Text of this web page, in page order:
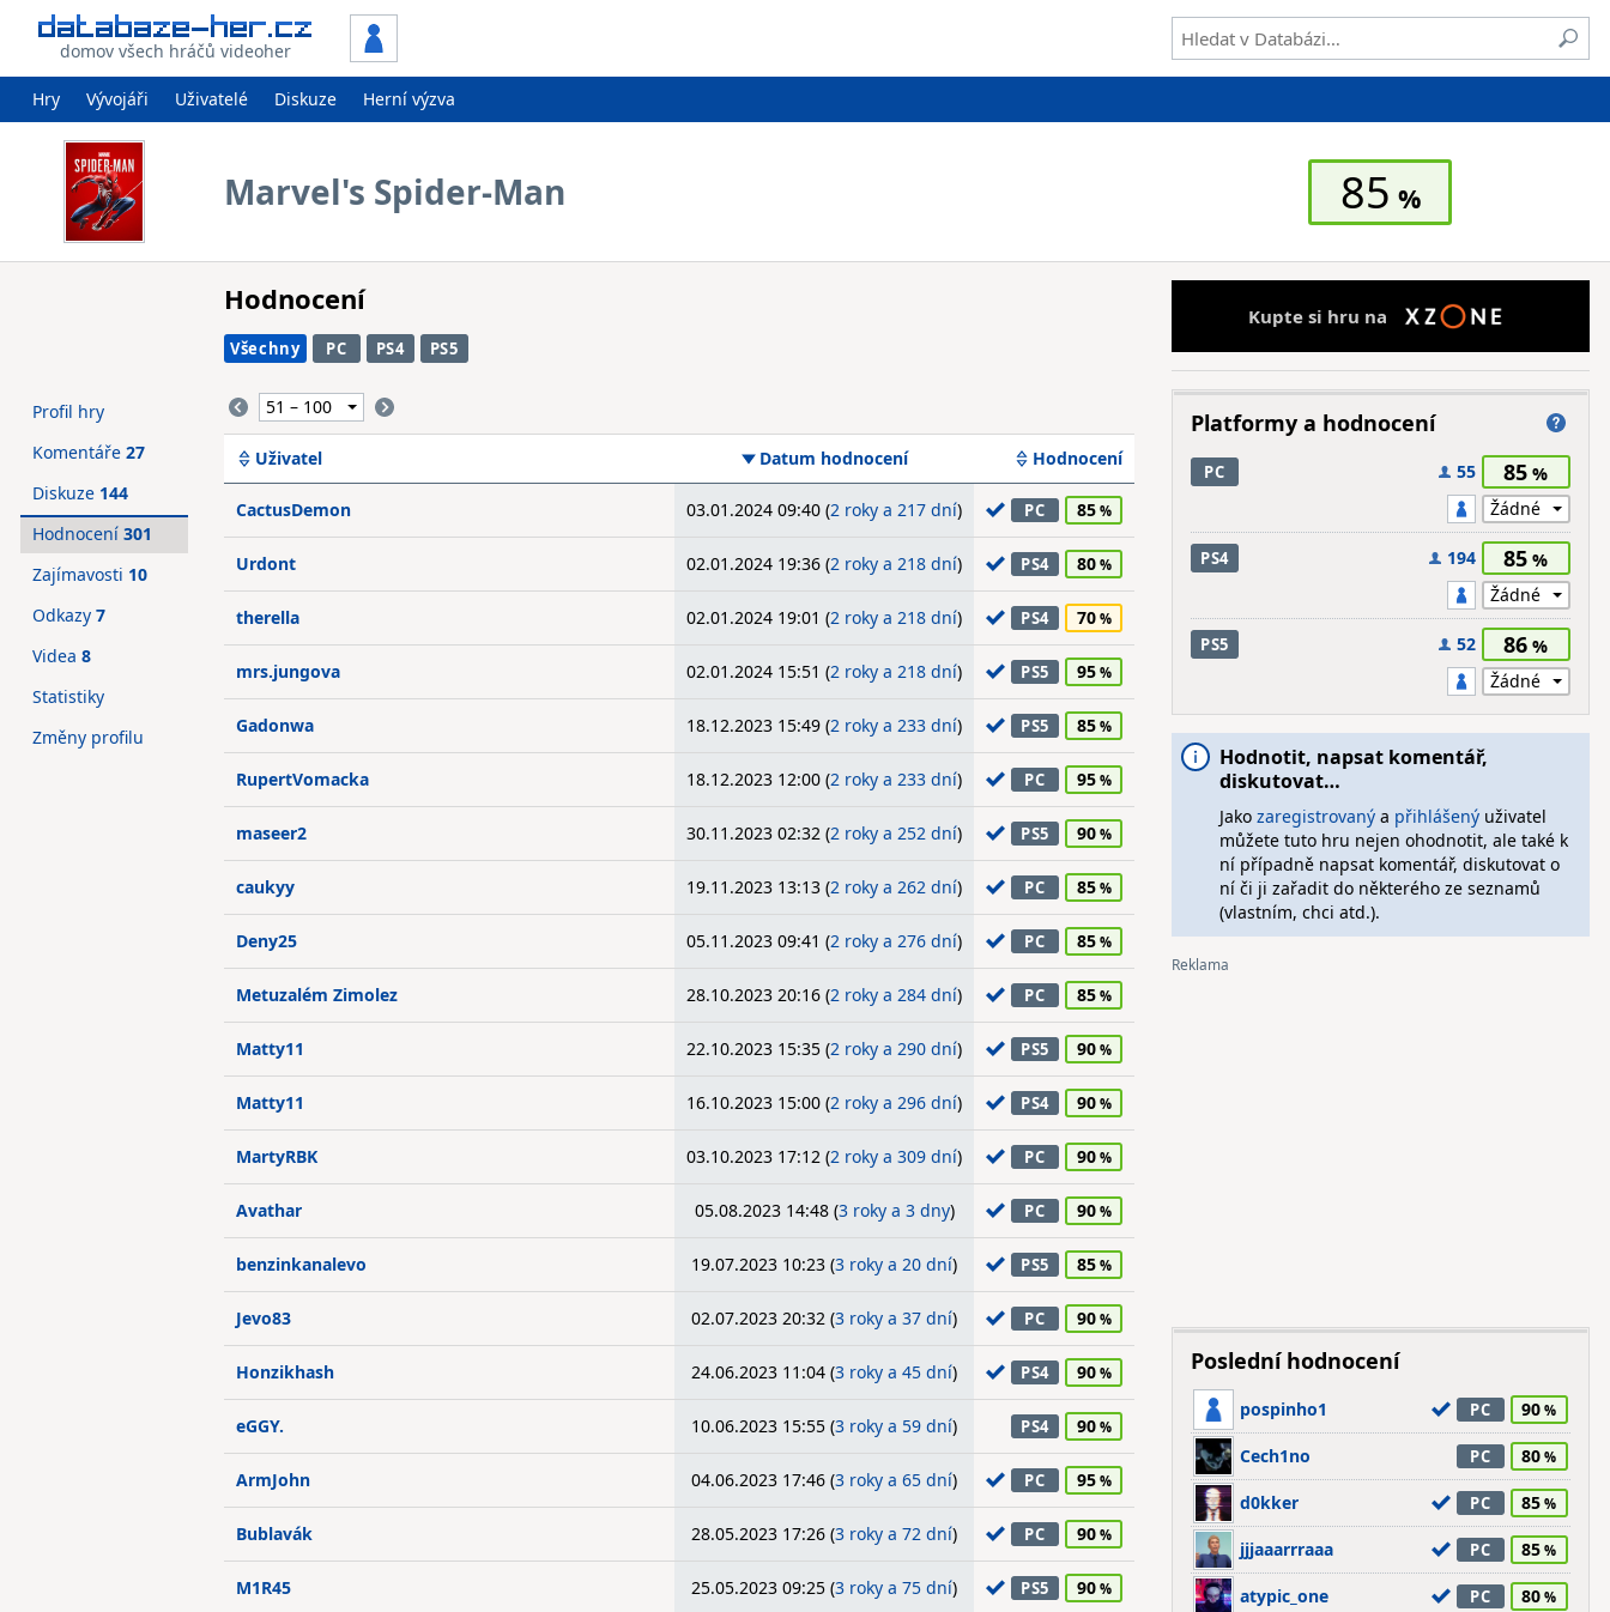
domov všech hráčů videoher
Hry Vývojáři Uživatelé Diskuze Herní výzva
Marvel's Spider-Man 85
Hodnocení
Všechny PC PS4 PS5
Uživatel Datum hodnocení Hodnocení
CactusDemon 03.01.2024 09:40 (2 roky a 217 dní) PC 85
Urdont 02.01.2024 19:36 (2 roky a 218 dní) PS4 80
therella 02.01.2024 19:01 (2 roky a 218 dní) PS4 70
mrs.jungova 02.01.2024 15:51 (2 roky a 218 dní) PS5 95
Gadonwa 18.12.2023 15:49 (2 roky a 233 dní) PS5 85
RupertVomacka 18.12.2023 12:00 (2 roky a 233 dní) PC 95
maseer2 30.11.2023 02:32 (2 roky a 252 dní) PS5 90
caukyy 19.11.2023 13:13 (2 roky a 262 dní) PC 85
Deny25 05.11.2023 09:41 (2 roky a 276 dní) PC 85
Metuzalém Zimolez 28.10.2023 20:16 (2 roky a 284 dní) PC 85
Matty11 22.10.2023 15:35 (2 roky a 290 dní) PS5 90
Matty11 16.10.2023 15:00 (2 roky a 296 dní) PS4 90
MartyRBK 03.10.2023 17:12 (2 roky a 309 dní) PC 90
Avathar 05.08.2023 14:48 (3 roky a 3 dny) PC 90
benzinkanalevo 19.07.2023 10:23 (3 roky a 20 dní) PS5 85
Jevo83 02.07.2023 20:32 (3 roky a 37 dní) PC 90
Honzikhash 24.06.2023 11:04 (3 roky a 45 dní) PS4 90
eGGY. 10.06.2023 15:55 (3 roky a 59 dní) PS4 90
ArmJohn 04.06.2023 17:46 (3 roky a 65 dní) PC 95
Bublavák 28.05.2023 17:26 (3 roky a 72 dní) PC 90
M1R45 25.05.2023 09:25 (3 roky a 75 dní) PS5 90
Profil hry
Komentáře 27
Diskuze 144
Hodnocení 301
Zajímavosti 10
Odkazy 7
Videa 8
Statistiky
Změny profilu
Kupte si hru na
Platformy a hodnocení
PC 55 85
PS4 194 85
PS5 52 86
Hodnotit, napsat komentář,
diskutovat…
Jako zaregistrovanýa přihlášenýuživatel
můžete tuto hru nejen ohodnotit, ale také k
ní případně napsat komentář, diskutovat o
ní či ji zařadit do některého ze seznamů
(vlastním, chci atd.).
Poslední hodnocení
pospinho1 PC 90
Cech1no PC 80
d0kker PC 85
jjjaaarrraaa PC 85
atypic_one PC
80